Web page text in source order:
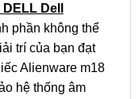
Dell
phần không thể
trí của bạn đạt
Alienware m18
hệ thống âm